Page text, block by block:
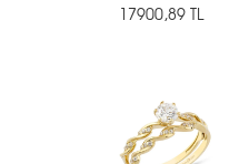
17900,89 TL